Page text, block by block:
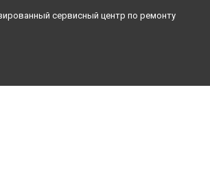
сервисный центр по ремонту